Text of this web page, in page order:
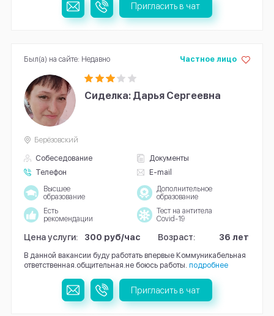
Пригласить в чат
Сиделка: Дарья Сергеевна
Собеседование
Документы
Телефон
E-mail
Частное лицо
Берёзовский
Высшее
образование
Дополнительное
образование
Есть
рекомендации
Тест на антитела
Covid-19
Цена услуги: 300 руб/час Возраст: 36 лет
В данной вакансии буду работать впервые Коммуникабельная
ответственная.общительная.не боюсь работы. подробнее
Был(а) на сайте: Недавно
Пригласить в чат